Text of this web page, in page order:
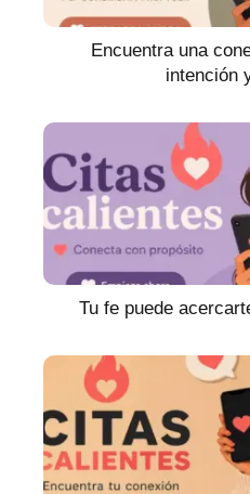
Encuentra una
intención
Tu fe puede